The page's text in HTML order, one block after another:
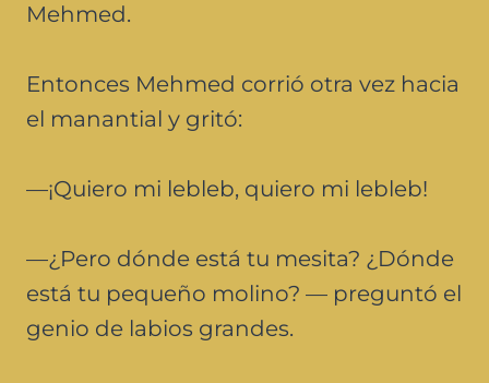
Mehmed.
Entonces Mehmed corrió otra vez hacia
el manantial y gritó:
—¡Quiero mi lebleb, quiero mi lebleb!
—¿Pero dónde está tu mesita? ¿Dónde
está tu pequeño molino? — preguntó el
genio de labios grandes.